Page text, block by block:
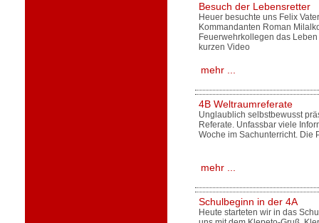
Besuch der Lebensretter
Heuer besuchte uns Felix
Kommandanten Roman
Feuerwehrkollegen das
kurzen Video
mehr ...
4B Weltraumreferate
Unglaublich selbstbewusst
Referate. Unfassbar viele
Woche im Sachunterricht. Die
mehr ...
Schulbeginn in der 4A
Heute starteten wir in das